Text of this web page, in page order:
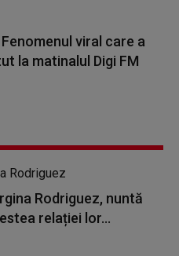
viral care a
la matinalul Digi FM
Rodriguez, nuntă
relației lor...